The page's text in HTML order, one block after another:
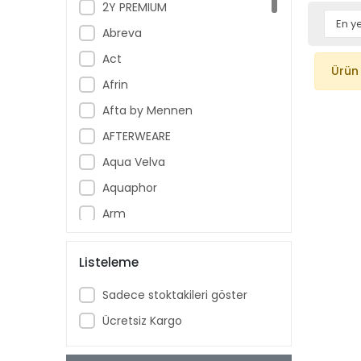
2Y PREMIUM
Abreva
Act
Afrin
Afta by Mennen
AFTERWEARE
Aqua Velva
Aquaphor
Arm
Aspercreme
Aussie
Aveeno Baby
Listeleme
Sadece stoktakileri göster
Ücretsiz Kargo